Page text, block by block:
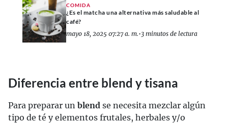
COMIDA
¿Es el matcha una alternativa más saludable al
café?
mayo 18, 2025 07:27 a. m.•3 minutos de lectura
Diferencia entre blend y tisana
Para preparar un blend se necesita mezclar algún
tipo de té y elementos frutales, herbales y/o